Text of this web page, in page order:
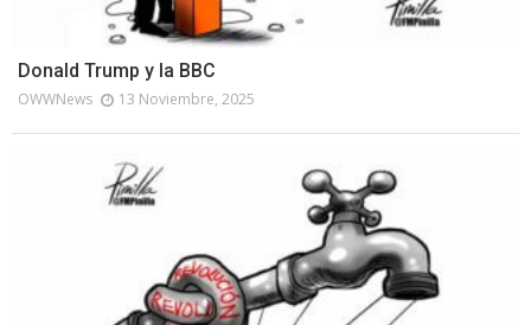
Donald Trump y la BBC
OWWNews 13 Noviembre, 2025